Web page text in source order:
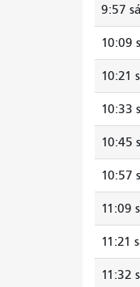
9:57
10:09
10:21
10:33
10:45
10:57
11:09
11:21
11:32